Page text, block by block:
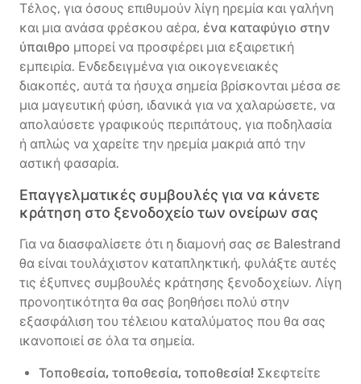
Τέλος, για όσους επιθυμούν λίγη ηρεμία και γαλήνη
και μια ανάσα φρέσκου αέρα, ένα καταφύγιο στην
ύπαιθρο μπορεί να προσφέρει μια εξαιρετική
εμπειρία. Ενδεδειγμένα για οικογενειακές
διακοπές, αυτά τα ήσυχα σημεία βρίσκονται μέσα σε
μια μαγευτική φύση, ιδανικά για να χαλαρώσετε, να
απολαύσετε γραφικούς περιπάτους, για ποδηλασία
ή απλώς να χαρείτε την ηρεμία μακριά από την
αστική φασαρία.
Επαγγελματικές συμβουλές για να κάνετε
κράτηση στο ξενοδοχείο των ονείρων σας
Για να διασφαλίσετε ότι η διαμονή σας σε Balestrand
θα είναι τουλάχιστον καταπληκτική, φυλάξτε αυτές
τις έξυπνες συμβουλές κράτησης ξενοδοχείων. Λίγη
προνοητικότητα θα σας βοηθήσει πολύ στην
εξασφάλιση του τέλειου καταλύματος που θα σας
ικανοποιεί σε όλα τα σημεία.
Τοποθεσία, τοποθεσία, τοποθεσία! Σκεφτείτε